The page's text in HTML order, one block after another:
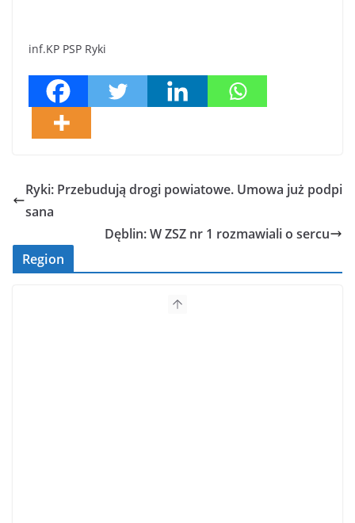
inf.KP PSP Ryki
Ryki: Przebudują drogi powiatowe. Umowa już podpi
sana
Dęblin: W ZSZ nr 1 rozmawiali o sercu
Region